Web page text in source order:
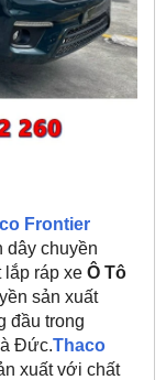
Frontier
dây chuyền
lắp ráp xe Ô Tô
sản xuất
đầu trong
Đức.Thaco
xuất với chất